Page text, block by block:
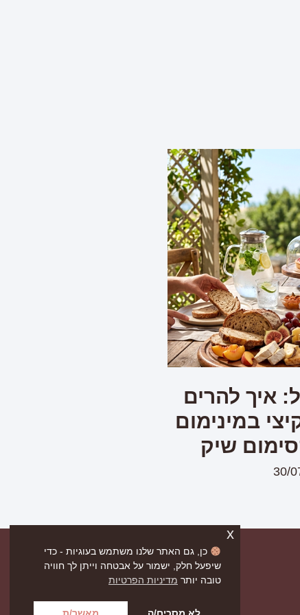
איך להרים
במינימום
שיק
30/
כן, גם האתר שלנו משתמש בעוגיות - כדי
שיפעל חלק, ישמור על אבטחה וייתן לך חוויה
טובה יותר מדיניות הפרטיות
x